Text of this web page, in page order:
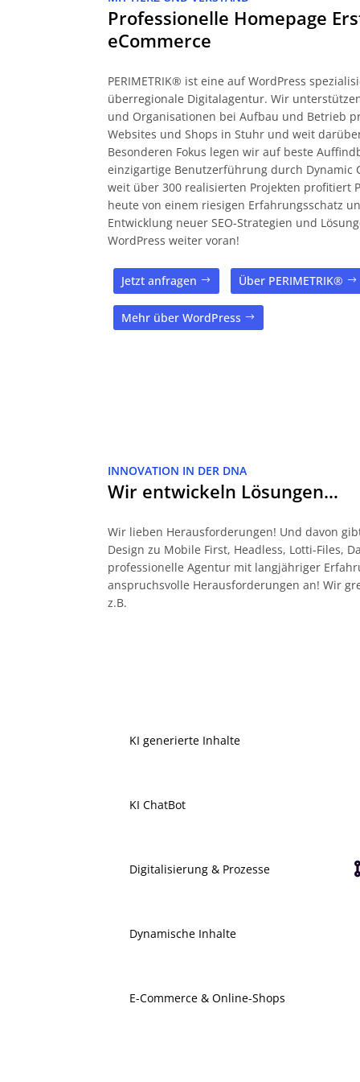
Professionelle Homepage
eCommerce
PERIMETRIK® ist eine auf WordPress
überregionale Digitalagentur. Wir
und Organisationen bei Aufbau und Betrieb
Websites und Shops in Stuhr und weit
Besonderen Fokus legen wir auf beste
einzigartige Benutzerführung durch Dynamic
weit über 300 realisierten Projekten profitiert
heute von einem riesigen Erfahrungsschatz
Entwicklung neuer SEO-Strategien und
WordPress weiter voran!
Jetzt anfragen Über PERIMETRIK®
Mehr über WordPress
INNOVATION IN DER DNA
Wir entwickeln Lösungen…
Wir lieben Herausforderungen! Und davon
Design zu Mobile First, Headless, Lotti-Files,
professionelle Agentur mit langjähriger
anspruchsvolle Herausforderungen an! Wir
z.B.
KI generierte Inhalte
KI ChatBot
Digitalisierung & Prozesse
Dynamische Inhalte
E-Commerce & Online-Shops